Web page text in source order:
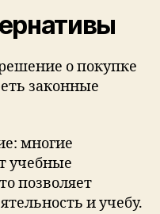
о покупке
законные
многие
учебные
позволяет
и учебу.